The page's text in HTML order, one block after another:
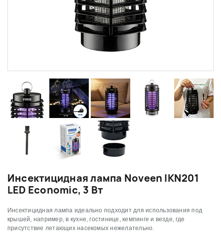
Инсектицидная лампа Noveen IKN201
LED Economic, 3 Вт
Инсектицидная лампа идеально подходит для использования под
крышей, например, в кухне, гостинице, кемпинге и везде, где
присутствие летающих насекомых нежелательно.